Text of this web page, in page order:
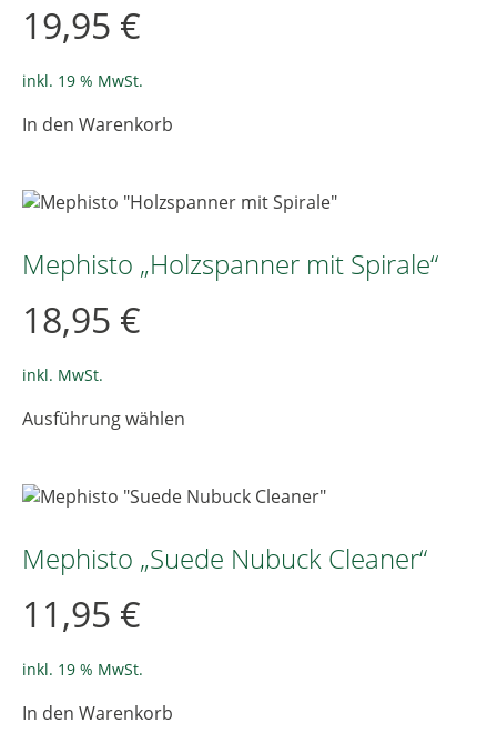
19,95 €
inkl. 19 % MwSt.
In den Warenkorb
Mephisto „Holzspanner mit Spirale“
18,95 €
inkl. MwSt.
Ausführung wählen
Varianten
Die
Optionen
Mephisto „Suede Nubuck Cleaner“
11,95 €
inkl. 19 % MwSt.
In den Warenkorb